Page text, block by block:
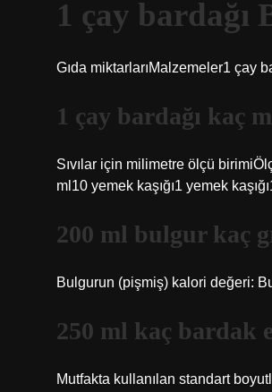
1 çay bardağı
Gıda miktarlarıMalzemeler1 çay
1 çay bardağı kaç
Sıvılar için milimetre ölçü
ml10 yemek kaşığı1 yemek
200 ml bulgur kaç
Bulgurun (pişmiş) kalori değeri:
250 ml kaç bardak
Mutfakta kullanılan standart